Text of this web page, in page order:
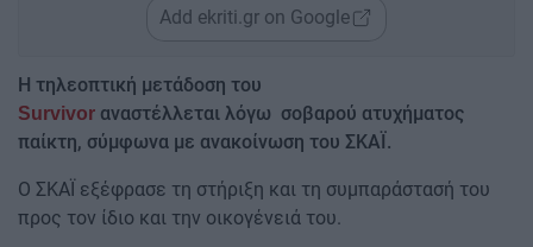
Add ekriti.gr on Google
Η τηλεοπτική μετάδοση του
Survivor αναστέλλεται λόγω σοβαρού ατυχήματος
παίκτη, σύμφωνα με ανακοίνωση του ΣΚΑΪ.
Ο ΣΚΑΪ εξέφρασε τη στήριξη και τη συμπαράστασή του
προς τον ίδιο και την οικογένειά του.